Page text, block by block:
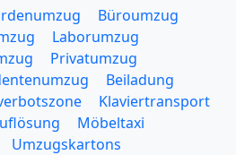
Büroumzug
Laborumzug
Privatumzug
Beiladung
Klaviertransport
Möbeltaxi
Umzugskartons